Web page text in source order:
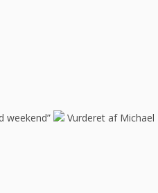
weekend” Vurderet af Michael